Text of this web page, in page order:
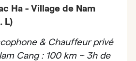
Ha - Village de Nam
L)
& Chauffeur privé
Cang : 100 km ~ 3h de